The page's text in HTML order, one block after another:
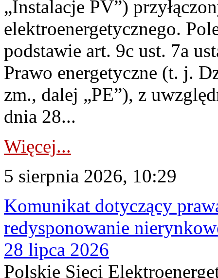
„Instalacje PV”)
elektroenergetycznego.
podstawie art. 9c ust. 7a
Prawo energetyczne (t. j.
zm., dalej „PE”), z
dnia 28...
Więcej...
5 sierpnia 2026, 10:29
Komunikat dotyczący
redysponowanie
28 lipca 2026
Polskie Sieci